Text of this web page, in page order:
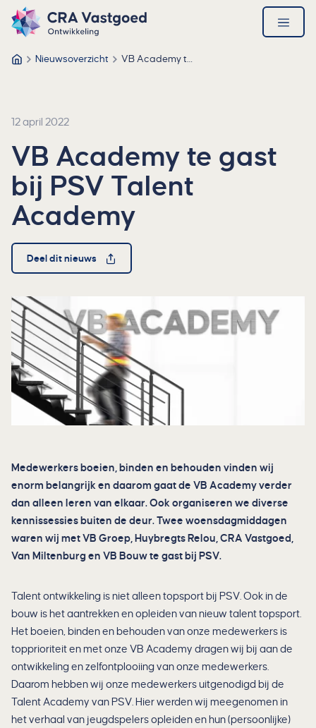
Ga direct naar de inhoud
Direct naar de footer
CRA Vastgoed – Ga naar homepage
open
menu
CRA Vastgoed
Nieuwsoverzicht VB Academy te gast bij PSV Talent Academy
VB Academy te gast
bij PSV Talent
Academy
Deel dit nieuws
12 april 2022
Medewerkers boeien, binden en behouden vinden wij
enorm belangrijk en daarom gaat de VB Academy verder
dan alleen leren van elkaar. Ook organiseren we diverse
kennissessies buiten de deur. Twee woensdagmiddagen
waren wij met VB Groep, Huybregts Relou, CRA Vastgoed,
Van Miltenburg en VB Bouw te gast bij PSV.
Talent ontwikkeling is niet alleen topsport bij PSV. Ook in de
bouw is het aantrekken en opleiden van nieuw talent topsport.
Het boeien, binden en behouden van onze medewerkers is
topprioriteit en met onze VB Academy dragen wij bij aan de
ontwikkeling en zelfontplooiing van onze medewerkers.
Daarom hebben wij onze medewerkers uitgenodigd bij de
Talent Academy van PSV. Hier werden wij meegenomen in
het verhaal van jeugdspelers opleiden en hun (persoonlijke)